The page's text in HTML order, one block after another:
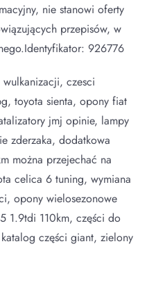
nie stanowi oferty
przepisów, w
926776
czesci
toyota sienta, opony fiat
jmj opinie, lampy
zderzaka, dodatkowa
można przejechać na
celica 6 tuning, wymiana
opony wielosezonowe
1.9tdi 110km, części do
części giant, zielony